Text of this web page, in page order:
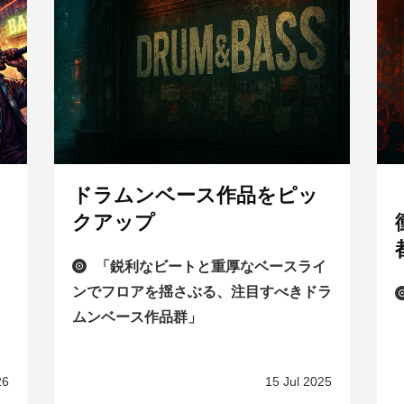
ドラムンベース作品をピッ
クアップ
「鋭利なビートと重厚なベースライ
ンでフロアを揺さぶる、注目すべきドラ
ムンベース作品群」
15 Jul 2025